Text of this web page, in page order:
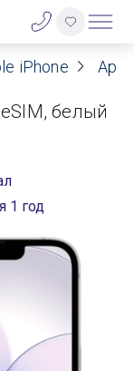
iPhone
белый
1 год